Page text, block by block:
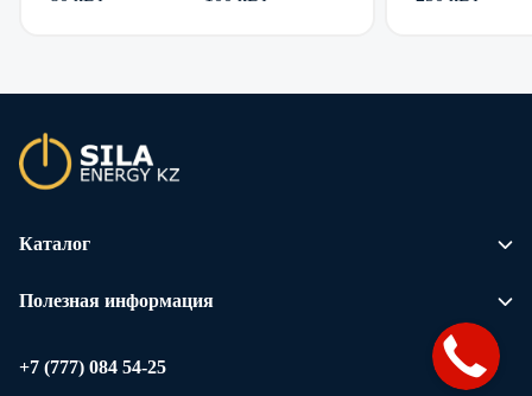
Каталог
Полезная информация
+7 (777) 084 54-25